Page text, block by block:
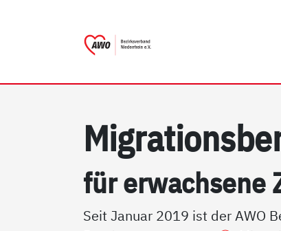
für er­wach­se­ne
Seit Januar 2019 ist der AWO